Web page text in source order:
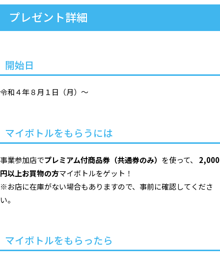
プレゼント詳細
開始日
令和４年８月１日（月）〜
マイボトルをもらうには
事業参加店でプレミアム付商品券（共通券のみ） を使って、 2,000
円以上お買物の方マイボトルをゲット！
※お店に在庫がない場合もありますので、事前に確認してくださ
い。
マイボトルをもらったら